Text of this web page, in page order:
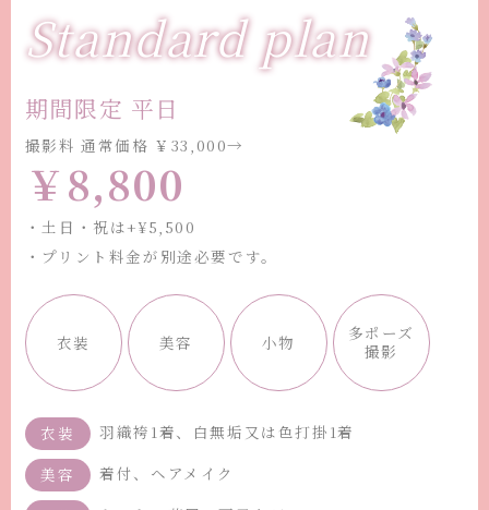
Standard plan
期間限定 平日
撮影料 通常価格 ￥33,000→
￥8,800
・土日・祝は+¥5,500
・プリント料金が別途必要です。
衣装 美容 小物
多ポーズ
撮影
衣装
羽織袴1着、白無垢又は色打掛1着
美容
着付、ヘアメイク